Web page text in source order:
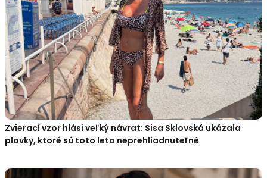
Zvierací vzor hlási veľký návrat: Sisa Sklovská ukázala
plavky, ktoré sú toto leto neprehliadnuteľné